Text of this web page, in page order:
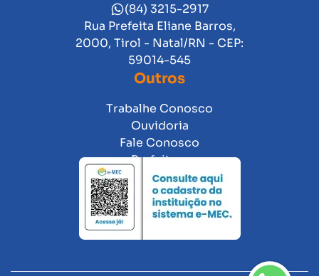
(84) 3215-2917
Rua Prefeita Eliane Barros,
2000, Tirol - Natal/RN - CEP:
59014-545
Outros
Trabalhe Conosco
Ouvidoria
Fale Conosco
Prefeitura